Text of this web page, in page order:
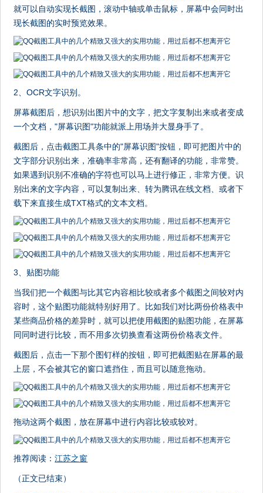
就可以自动实现长截图，滚动中轴或单击鼠标，屏幕中会同时出
现长截图的实时预览效果。
2、OCR文字识别。
屏幕截图后，想识别出图片中的文字，把文字复制出来或者变成
一个文档，"屏幕识图"功能就派上用场并大显身手了。
截图后，点击截图工具条中的"屏幕识图"按钮，即可把图片中的
文字部分识别出来，准确率非常高，还有翻译的功能，非常赞。
如果遇到识别不准确的字符也可以马上进行修正，非常方便。识
别出来的文字内容，可以复制出来、转为腾讯在线文档、或者下
载下来直接生成TXT格式的文本文档。
3、贴图功能
当我们把一个截图与比其它内容相比较或者多个截图之间较对内
容时，这个贴图功能就特别好用了。比如我们对比两份价格表中
某些商品价格的差异时，就可以把使用截图的贴图功能，在屏幕
同同时进行比较，而不用多次切换查看这两份价格表文件。
截图后，点击一下那个图钉样的按钮，即可把截图贴在屏幕的最
上层，不会被其它的窗口遮挡住，而且可以随意拖动。
拖动这两个截图，放在屏幕中进行内容比较或较对。
推荐阅读：江苏之窗
（正文已结束）